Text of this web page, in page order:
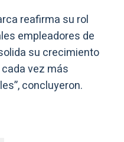
reafirma su rol
empleadores de
su crecimiento
vez más
concluyeron.